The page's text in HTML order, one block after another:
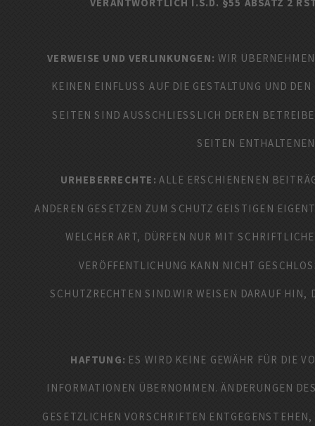
VERANTWORTLICH I.S.D. §55 ABSATZ 2
VERWEISE UND VERLINKUNGEN: WIR
KEINEN EINFLUSS AUF DIE GESTALTUNG UND
SEITEN SIND AUSSCHLIESSLICH DEREN
EITEN ENTHALTENEN
URHEBERRECHTE: ALLE ERSCHIENENEN
ANDEREN GESETZEN ZUM SCHUTZ GEISTIGEN
WELCHER ART, DÜRFEN NUR MIT
VERÖFFENTLICHUNG KANN NICHT
SCHUTZRECHTEN SIND.WIR WEISEN DARAUF
HAFTUNG: ES WIRD KEINE GEWÄHR FÜR DIE
INFORMATIONEN ÜBERNOMMEN. ÄNDERUNGEN
GESETZLICHEN VORSCHRIFTEN